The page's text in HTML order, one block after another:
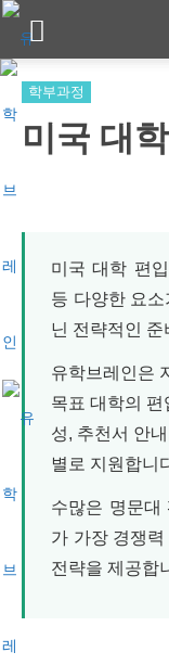
학부과정
미국 대
미국 대학 편
등 다양한 요
닌 전략적인
유학브레인은
목표 대학의
성, 추천서 안
별로 지원합니
수많은 명문대
가 가장 경쟁
전략을 제공합